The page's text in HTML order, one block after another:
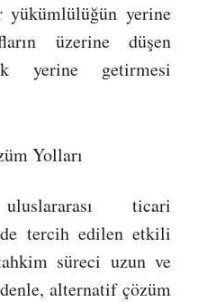
yükümlülüğün yerine
üzerine düşen
yerine getirmesi
Yolları
ticari
tercih edilen etkili
süreci uzun ve
alternatif çözüm